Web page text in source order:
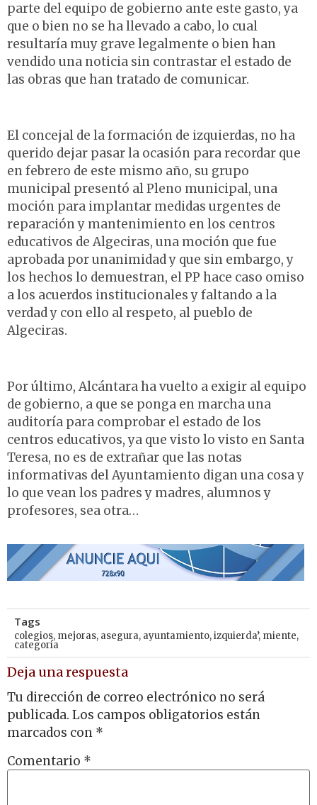
parte del equipo de gobierno ante este gasto, ya
que o bien no se ha llevado a cabo, lo cual
resultaría muy grave legalmente o bien han
vendido una noticia sin contrastar el estado de
las obras que han tratado de comunicar.
El concejal de la formación de izquierdas, no ha
querido dejar pasar la ocasión para recordar que
en febrero de este mismo año, su grupo
municipal presentó al Pleno municipal, una
moción para implantar medidas urgentes de
reparación y mantenimiento en los centros
educativos de Algeciras, una moción que fue
aprobada por unanimidad y que sin embargo, y
los hechos lo demuestran, el PP hace caso omiso
a los acuerdos institucionales y faltando a la
verdad y con ello al respeto, al pueblo de
Algeciras.
Por último, Alcántara ha vuelto a exigir al equipo
de gobierno, a que se ponga en marcha una
auditoría para comprobar el estado de los
centros educativos, ya que visto lo visto en Santa
Teresa, no es de extrañar que las notas
informativas del Ayuntamiento digan una cosa y
lo que vean los padres y madres, alumnos y
profesores, sea otra…
Tags
colegios, mejoras, asegura, ayuntamiento,izquierda’, miente,
categoría
Deja una respuesta
Tu dirección de correo electrónico no será
publicada. Los campos obligatorios están
marcados con *
Comentario *